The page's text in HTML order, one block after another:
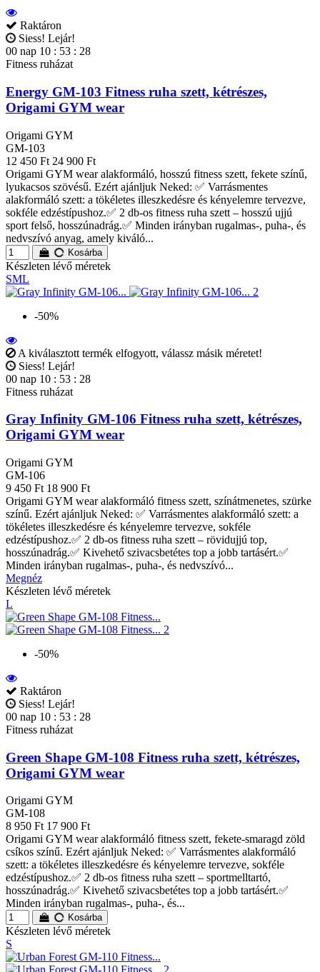
Raktáron
Siess! Lejár!
00 nap 10 : 53 : 27
Fitness ruházat
Energy GM-103 Fitness ruha szett, kétrészes,
Origami GYM wear
Origami GYM
GM-103
12 450 Ft 24 900 Ft
Origami GYM wear alakformáló, hosszú fitness szett, fekete színű,
lyukacsos szövésű. Ezért ajánljuk Neked: ✅ Varrásmentes
alakformáló szett: a tökéletes illeszkedésre és kényelemre tervezve,
sokféle edzéstípushoz.✅ 2 db-os fitness ruha szett – hosszú ujjú
sport felső, hosszúnadrág.✅ Minden irányban rugalmas-, puha-, és
nedvszívó anyag, amely kiváló...
Kosárba
Készleten lévő méretek
SML
-50%
A kiválasztott termék elfogyott, válassz másik méretet!
Siess! Lejár!
00 nap 10 : 53 : 27
Fitness ruházat
Gray Infinity GM-106 Fitness ruha szett, kétrészes,
Origami GYM wear
Origami GYM
GM-106
9 450 Ft 18 900 Ft
Origami GYM wear alakformáló fitness szett, színátmenetes, szürke
színű. Ezért ajánljuk Neked: ✅ Varrásmentes alakformáló szett: a
tökéletes illeszkedésre és kényelemre tervezve, sokféle
edzéstípushoz.✅ 2 db-os fitness ruha szett – rövidujjú top,
hosszúnadrág.✅ Kivehető szivacsbetétes top a jobb tartásért.✅
Minden irányban rugalmas-, puha-, és nedvszívó...
Megnéz
Készleten lévő méretek
L
-50%
Raktáron
Siess! Lejár!
00 nap 10 : 53 : 27
Fitness ruházat
Green Shape GM-108 Fitness ruha szett, kétrészes,
Origami GYM wear
Origami GYM
GM-108
8 950 Ft 17 900 Ft
Origami GYM wear alakformáló fitness szett, fekete-smaragd zöld
csíkos színű. Ezért ajánljuk Neked: ✅ Varrásmentes alakformáló
szett: a tökéletes illeszkedésre és kényelemre tervezve, sokféle
edzéstípushoz.✅ 2 db-os fitness ruha szett – sportmelltartó,
hosszúnadrág.✅ Kivehető szivacsbetétes top a jobb tartásért.✅
Minden irányban rugalmas-, puha-, és...
Kosárba
Készleten lévő méretek
S